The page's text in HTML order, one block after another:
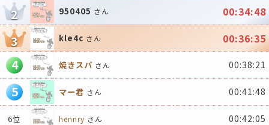
2 950405 さん 00:34:48
3 kle4c さん 00:36:35
4 焼きスパ さん 00:38:21
5 マー君 さん 00:41:48
6位 hennry さん 00:42:05